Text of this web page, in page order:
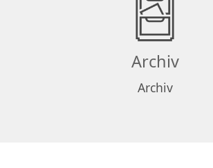
Archiv
Archiv